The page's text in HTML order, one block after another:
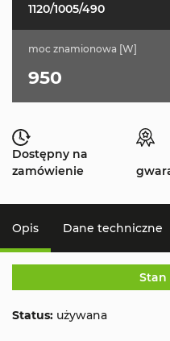
1120/1005/490
moc znamionowa [W]
950
Dostępny na
zamówienie
Opis Dane techniczne
Stan
Status: używana